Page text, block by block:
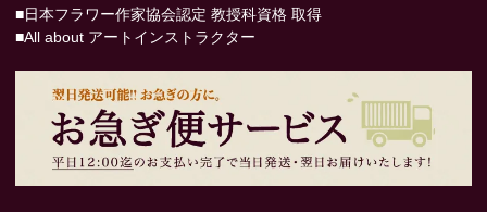
■日本フラワー作家協会認定 教授科資格 取得
■All about アートインストラクター